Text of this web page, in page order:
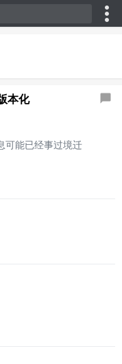
本化
可能已经事过境迁